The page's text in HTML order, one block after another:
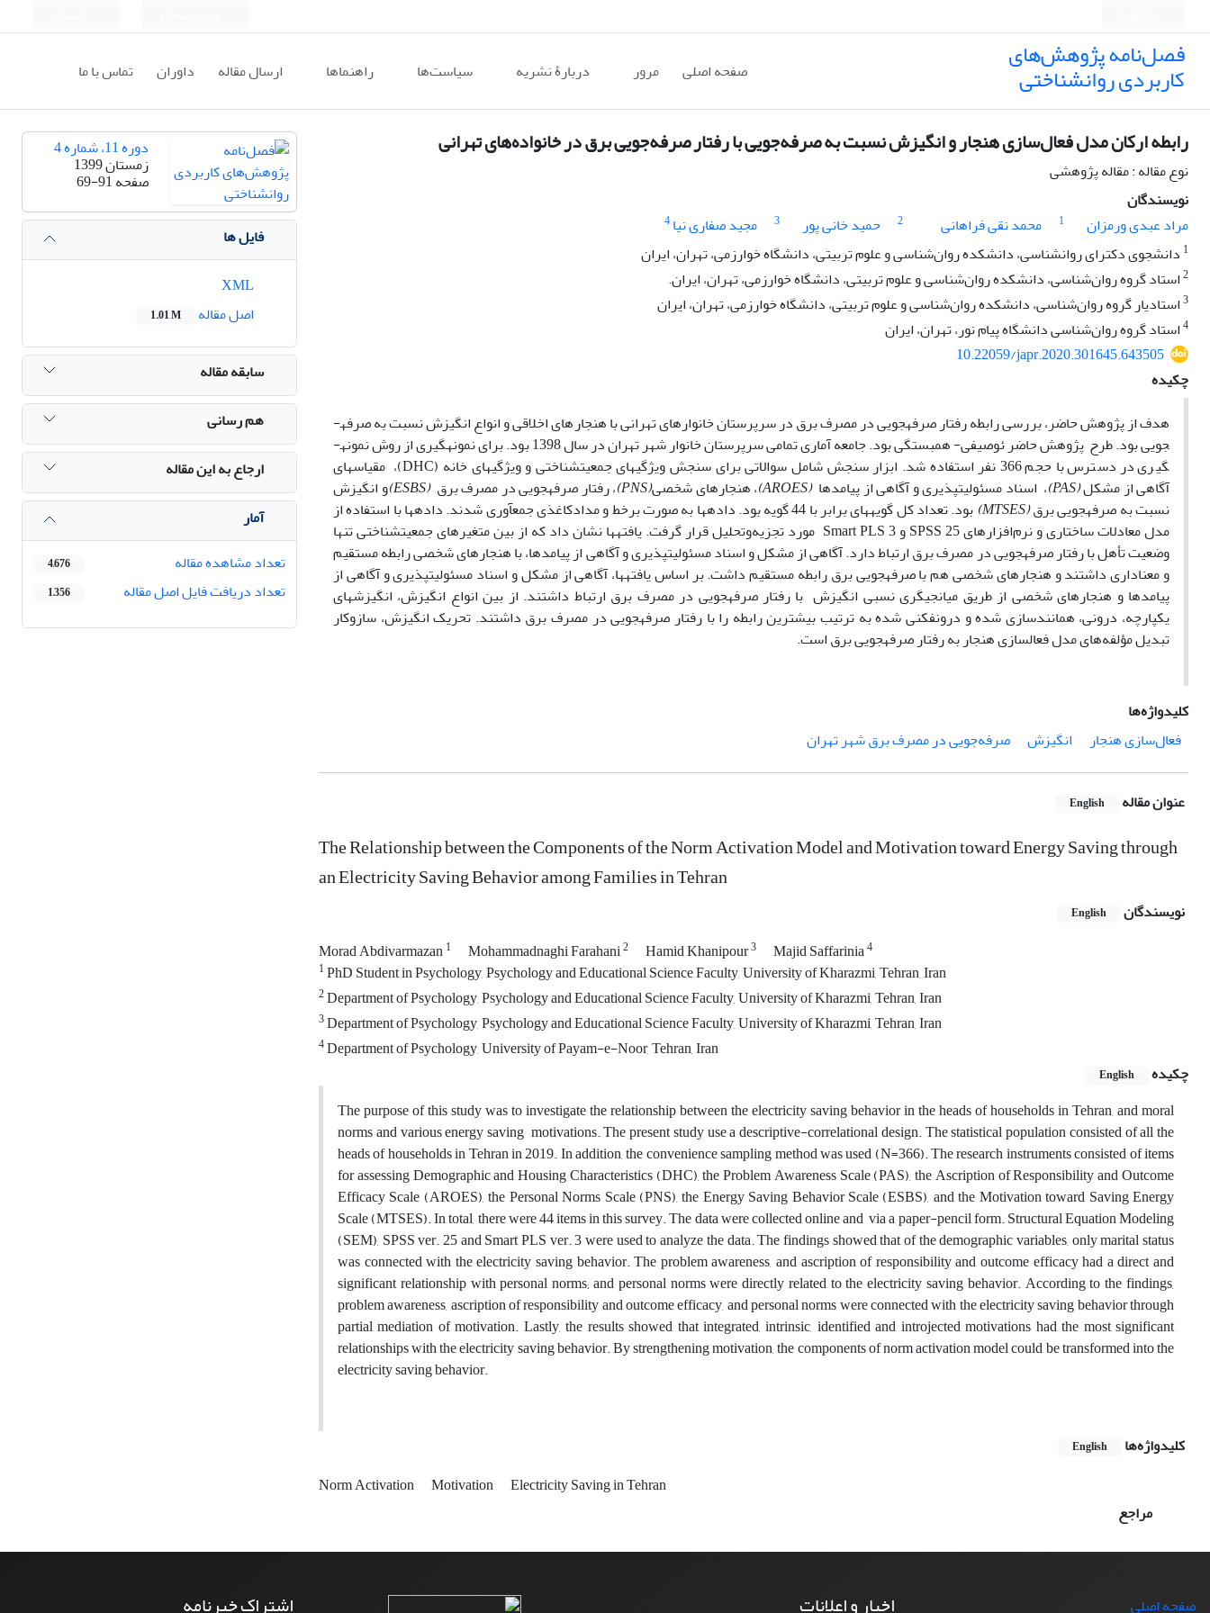
فصل‌نامه پژوهش‌های
کاربردی روانشناختی صفحه اصلی مرور دربارۀ نشریه سیاست‌ها راهنماها ارسال مقاله داوران تماس با ما
رابطه ارکان مدل فعال‌سازی هنجار و انگیزش نسبت به صرفه‌جویی با رفتار صرفه‌جویی برق در خانواده‌های تهرانی
نوع مقاله : مقاله پژوهشی
نویسندگان
مراد عبدی ورمزان
1 محمد نقی فراهانی 2 حمید خانی پور 3 مجید صفاری نیا4
1 دانشجوی دکترای روانشناسی، دانشکده روان‌شناسی و علوم تربیتی، دانشگاه خوارزمی، تهران، ایران
2استاد گروه روان‌شناسی، دانشکده روان‌شناسی و علوم تربیتی، دانشگاه خوارزمی، تهران، ایران.
3استادیار گروه روان‌شناسی، دانشکده روان‌شناسی و علوم تربیتی، دانشگاه خوارزمی، تهران، ایران
4استاد گروه روان‌شناسی دانشگاه پیام نور، تهران، ایران
10.22059/japr.2020.301645.643505
چکیده
هدف از پژوهش حاضر، بررسی رابطه رفتار صرفه­جویی در مصرف برق در سرپرستان خانوارهای تهرانی با هنجارهای اخلاقی و انواع انگیزش نسبت به صرفه­
جویی بود. طرح پژوهش حاضر ئوصیفی- همبستگی بود. جامعه آماری تمامی سرپرستان خانوار شهر تهران در سال 1398 بود. برای نمونه­گیری از روش نمونه­
گیری در دسترس با حجم 366 نفر استفاده شد. ابزار سنجش شامل سوالاتی برای سنجش ویژگی­های جمعیت­شناختی و ویژگی­های خانه (DHC)، مقیاس­های
آگاهی از مشکل(PAS) ، اسناد مسئولیت­پذیری و آگاهی از پیامدها(AROES) ، هنجارهای شخصی(PNS) ، رفتار صرفه­جویی در مصرف برق (ESBS)
و انگیزش
نسبت به صرفه­جویی برق(MTSES)
بود. تعداد کل گویه­های برابر با 44 گویه بود. داده­ها به صورت برخط و مدادکاغذی جمع­آوری شدند. داده­ها با استفاده از
مدل معادلات ساختاری و نرم‌افزارهای SPSS 25 و Smart PLS 3 مورد تجزیه‌وتحلیل قرار گرفت. یافته­ها نشان داد که از بین متغیرهای جمعیت­شناختی تنها
وضعیت تأهل با رفتار صرفه­جویی در مصرف برق ارتباط دارد. آگاهی از مشکل و اسناد مسئولیت­پذیری و آگاهی از پیامدها، با هنجارهای شخصی رابطه مستقیم
و معناداری داشتند و هنجارهای شخصی هم با صرفه­جویی برق رابطه مستقیم داشت. بر اساس یافته­ها، آگاهی از مشکل و اسناد مسئولیت­پذیری و آگاهی از
پیامدها و هنجارهای شخصی از طریق میانجی­گری نسبی انگیزش با رفتار صرفه­جویی در مصرف برق ارتباط داشتند. از بین انواع انگیزش، انگیزش­های
یکپارچه، درونی، همانندسازی شده و درون­فکنی شده به ترتیب بیشترین رابطه را با رفتار صرفه­جویی در مصرف برق داشتند. تحریک انگیزش، سازوکار
تبدیل مؤلفه‌های مدل فعال­سازی هنجار به رفتار صرفه­جویی برق است.
کلیدواژه‌ها
فعال‌سازی هنجار
انگیزش صرفه‌جویی در مصرف برق شهر تهران
عنوان مقاله English
The Relationship between the Components of the Norm Activation Model and Motivation toward Energy Saving through
an Electricity Saving Behavior among Families in Tehran
نویسندگان English
Morad Abdivarmazan1 Mohammadnaghi Farahani2 Hamid Khanipour3 Majid Saffarinia4
1PhD Student in Psychology, Psychology and Educational Science Faculty, University of Kharazmi, Tehran, Iran
2Department of Psychology, Psychology and Educational Science Faculty, University of Kharazmi, Tehran, Iran
3Department of Psychology, Psychology and Educational Science Faculty, University of Kharazmi, Tehran, Iran
4Department of Psychology, University of Payam-e-Noor, Tehran, Iran
چکیده
English
The purpose of this study was to investigate the relationship between the electricity saving behavior in the heads of households in Tehran, and moral
norms and various energy saving motivations. The present study use a descriptive-correlational design. The statistical population consisted of all the
heads of households in Tehran in 2019. In addition, the convenience sampling method was used (N=366). The research instruments consisted of items
for assessing Demographic and Housing Characteristics (DHC), the Problem Awareness Scale (PAS), the Ascription of Responsibility and Outcome
Efficacy Scale (AROES), the Personal Norms Scale (PNS), the Energy Saving Behavior Scale (ESBS), and the Motivation toward Saving Energy
Scale (MTSES). In total, there were 44 items in this survey. The data were collected online and via a paper-pencil form. Structural Equation Modeling
(SEM), SPSS ver. 25 and Smart PLS ver. 3 were used to analyze the data. The findings showed that of the demographic variables, only marital status
was connected with the electricity saving behavior. The problem awareness, and ascription of responsibility and outcome efficacy had a direct and
significant relationship with personal norms; and personal norms were directly related to the electricity saving behavior. According to the findings,
problem awareness, ascription of responsibility and outcome efficacy, and personal norms were connected with the electricity saving behavior through
partial mediation of motivation. Lastly, the results showed that integrated, intrinsic, identified and introjected motivations had the most significant
relationships with the electricity saving behavior. By strengthening motivation, the components of norm activation model could be transformed into the
electricity saving behavior.
کلیدواژه‌ها English
Norm Activation Motivation
Electricity Saving in Tehran
مراجع
دوره 11، شماره 4
زمستان 1399
صفحه69-91
فایل ها
اصل مقاله
1.01 M
سابقه مقاله
هم رسانی
ارجاع به این مقاله
آمار
تعداد مشاهده مقاله
4,676
تعداد دریافت فایل اصل مقاله 1,356
صفحه اصلی اخبار و اعلانات اشتراک خبرنامه